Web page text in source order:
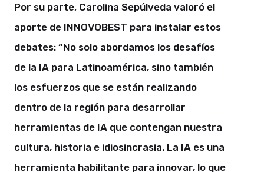
Por su parte, Carolina Sepúlveda valoró el
aporte de INNOVOBEST para instalar estos
debates: “No solo abordamos los desafíos
de la IA para Latinoamérica, sino también
los esfuerzos que se están realizando
dentro de la región para desarrollar
herramientas de IA que contengan nuestra
cultura, historia e idiosincrasia. La IA es una
herramienta habilitante para innovar, lo que